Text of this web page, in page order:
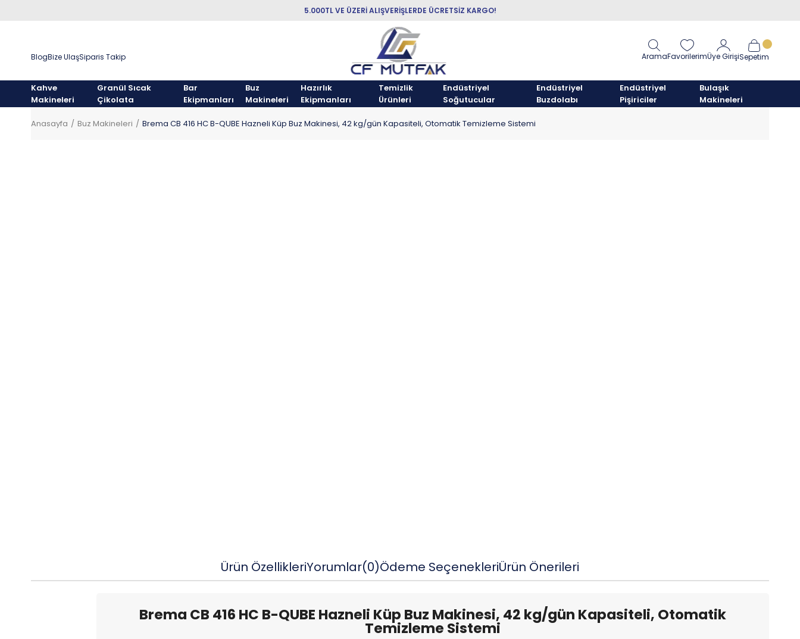
5.000TL VE ÜZERİ ALIŞVERİŞLERDE ÜCRETSİZ KARGO!
BlogBize UlaşSiparis Takip AramaFavorilerimÜye GirişiSepetim
Kahve
Makineleri
Granül Sıcak
Çikolata
Bar
Ekipmanları
Buz
Makineleri
Hazırlık
Ekipmanları
Temizlik
Ürünleri
Endüstriyel
Soğutucular
Endüstriyel
Buzdolabı
Endüstriyel
Pişiriciler
Bulaşık
Makineleri
Anasayfa Buz Makineleri Brema CB 416 HC B-QUBE Hazneli Küp Buz Makinesi, 42 kg/gün Kapasiteli, Otomatik Temizleme Sistemi
Ürün ÖzellikleriYorumlar(0)Ödeme SeçenekleriÜrün Önerileri
Brema CB 416 HC B-QUBE Hazneli Küp Buz Makinesi, 42 kg/gün Kapasiteli, Otomatik
Temizleme Sistemi